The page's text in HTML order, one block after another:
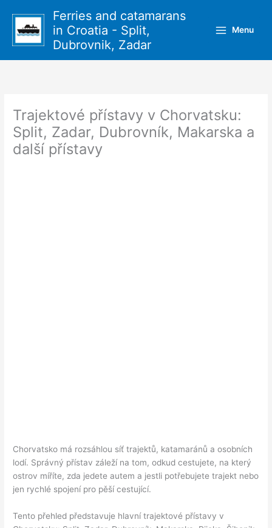
obsah
Ferries and catamarans
in Croatia - Split,
Dubrovnik, Zadar
Menu
Trajektové přístavy v Chorvatsku:
Split, Zadar, Dubrovník, Makarska a
další přístavy
Chorvatsko má rozsáhlou síť trajektů, katamaránů a osobních
lodí. Správný přístav záleží na tom, odkud cestujete, na který
ostrov míříte, zda jedete autem a jestli potřebujete trajekt nebo
jen rychlé spojení pro pěší cestující.
Tento přehled představuje hlavní trajektové přístavy v